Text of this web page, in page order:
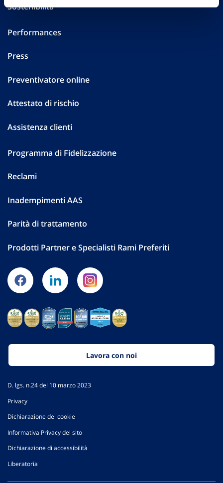
Sostenibilità
Performances
Press
Preventivatore online
Attestato di rischio
Assistenza clienti
Programma di Fidelizzazione
Reclami
Inadempimenti AAS
Parità di trattamento
Prodotti Partner e Specialisti Rami Preferiti
Lavora con noi
D. lgs. n.24 del 10 marzo 2023
Privacy
Dichiarazione dei cookie
Informativa Privacy del sito
Dichiarazione di accessibilità
Liberatoria